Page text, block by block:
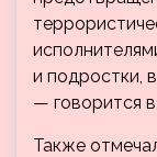
и подростки,
— говорится
Также